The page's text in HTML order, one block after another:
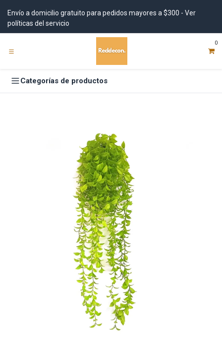
Envío a domicilio gratuito para pedidos mayores a $300 - Ver
políticas del servicio
0
Categorías de productos